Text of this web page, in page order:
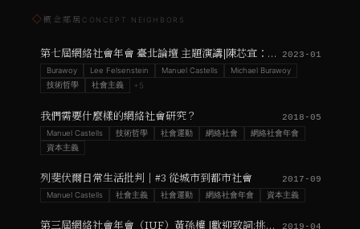
◇概念鄰居 CONCEPT NEIGHBORS
第七屆網絡社會年會 臺北論壇 主題演講|陳芯宜：時間與沉浸，從藝術家紀錄片到VR的創作 2023-01
Burawoy Lee Felsenstein Manuel Castells
Michael Burawoy
技術哲學
社會主義 + 5
我們需要什麼樣的網絡社會研究？ 2018-05
Manuel Castells 技術哲學 社會運動 網絡社會
網絡社會年會
資本主義
列斐伏爾日常生活批判｜#3 從城市到都市社會 2017-09
Manuel Castells 社會主義 社會運動 網絡社會年會 資本主義
第三屆網絡社會年會（IUF）黃孫權 |歡迎致詞:挑戰技術烏托邦的政治對話框架 2019-04